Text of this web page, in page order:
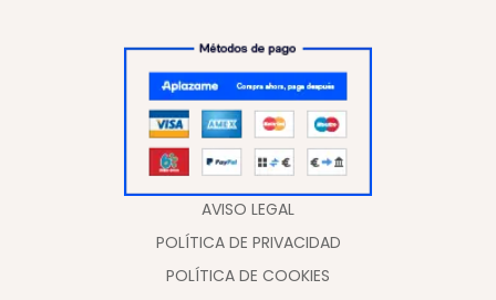
AVISO LEGAL
POLÍTICA DE PRIVACIDAD
POLÍTICA DE COOKIES